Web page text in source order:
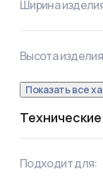
Ширина
Высота изделия
Показать все
Подходит для: